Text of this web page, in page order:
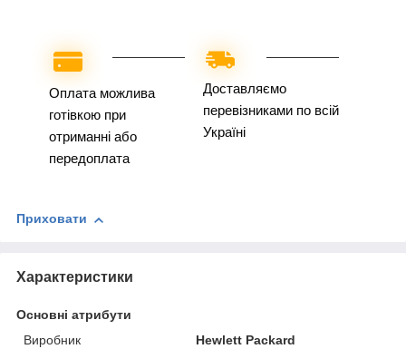
Оплата можлива
готівкою при
отриманні або
передоплата
Доставляємо
перевізниками по всій
Україні
Приховати
Характеристики
Основні атрибути
Виробник
Hewlett Packard